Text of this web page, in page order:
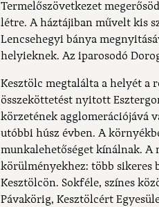
Termelőszövetkezet
létre. A háztájiban művelt kis
Lencsehegyi bánya
helyieknek. Az iparosodó
Kesztölc megtalálta a helyét a
összeköttetést nyitott
körzetének agglomerációjává
utóbbi húsz évben. A
munkalehetőséget kínálnak. A
körülményekhez: több sikeres
Kesztölcön. Sokféle, színes
Pávakörig, Kesztölcért